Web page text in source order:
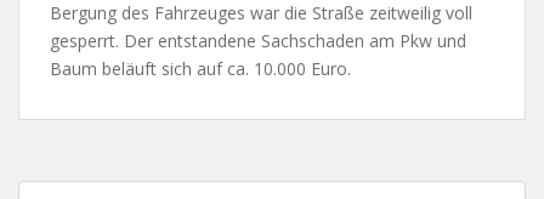
Bergung des Fahrzeuges war die Straße zeitweilig voll
gesperrt. Der entstandene Sachschaden am Pkw und
Baum beläuft sich auf ca. 10.000 Euro.